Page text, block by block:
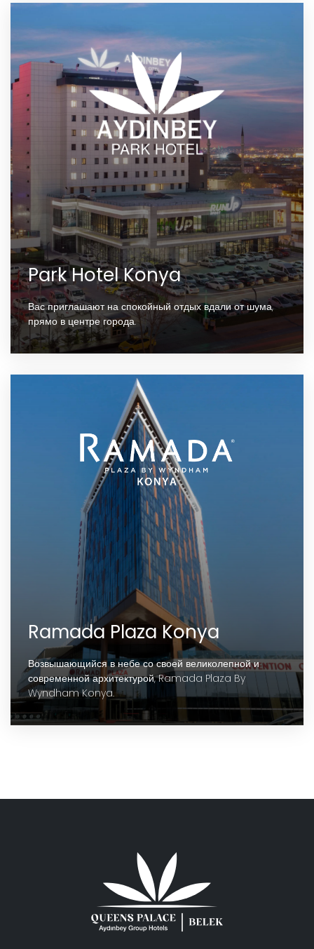
Park Hotel Konya
Вас приглашают на спокойный отдых вдали от шума,
прямо в центре города.
Ramada Plaza Konya
Возвышающийся в небе со своей великолепной и
современной архитектурой, Ramada Plaza By
Wyndham Konya.